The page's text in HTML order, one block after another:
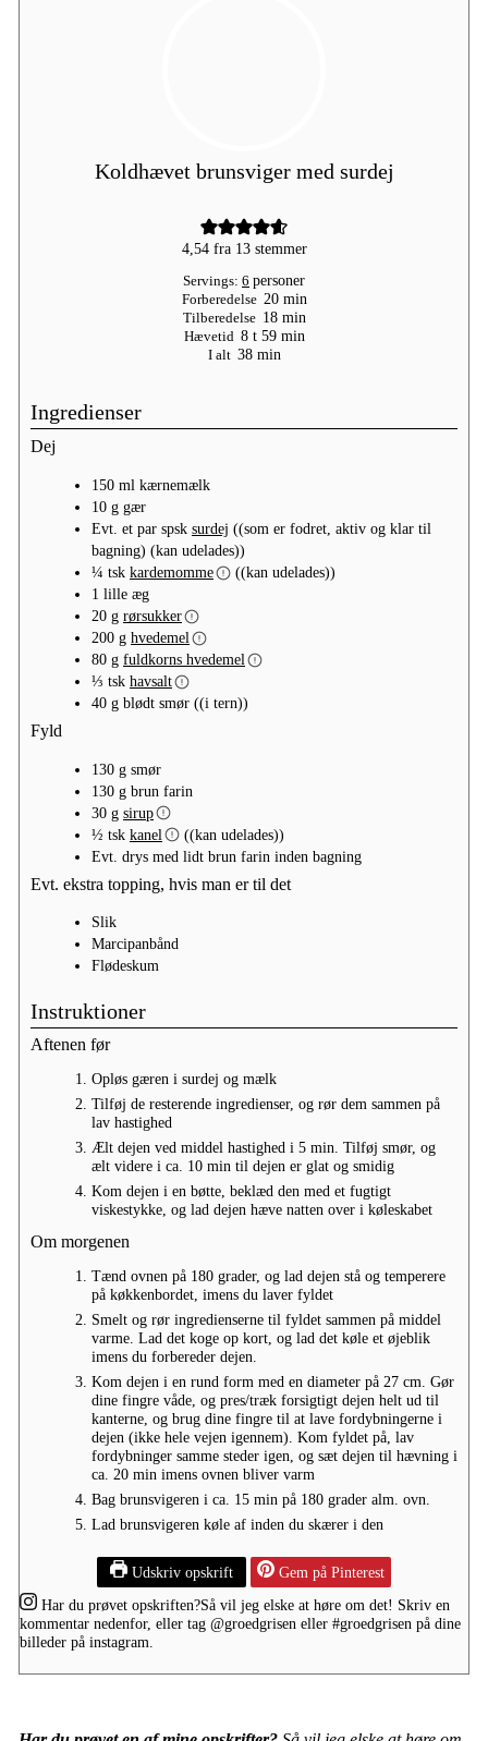
Koldhævet brunsviger med surdej
4,54fra 13stemmer
Servings: 6 personer
Forberedelse 20minutter
min
Tilberedelse 18minutter
min
Hævetid 8timer
t 59minutter
min
I alt 38minutter
min
Ingredienser
Dej
150 ml kærnemælk
10 g gær
Evt. et par spsk surdej ((som er fodret, aktiv og klar til
bagning) (kan udelades))
¼ tsk kardemomme
((kan udelades))
1 lille æg
20 g rørsukker
200 g hvedemel
80 g fuldkorns hvedemel
⅓ tsk havsalt
40 g blødt smør ((i tern))
Fyld
130 g smør
130 g brun farin
30 g sirup
½ tsk kanel
((kan udelades))
Evt. drys med lidt brun farin inden bagning
Evt. ekstra topping, hvis man er til det
Slik
Marcipanbånd
Flødeskum
Instruktioner
Aftenen før
Opløs gæren i surdej og mælk
Tilføj de resterende ingredienser, og rør dem sammen på
lav hastighed
Ælt dejen ved middel hastighed i 5 min. Tilføj smør, og
ælt videre i ca. 10 min til dejen er glat og smidig
Kom dejen i en bøtte, beklæd den med et fugtigt
viskestykke, og lad dejen hæve natten over i køleskabet
Om morgenen
Tænd ovnen på 180 grader, og lad dejen stå og temperere
på køkkenbordet, imens du laver fyldet
Smelt og rør ingredienserne til fyldet sammen på middel
varme. Lad det koge op kort, og lad det køle et øjeblik
imens du forbereder dejen.
Kom dejen i en rund form med en diameter på 27 cm. Gør
dine fingre våde, og pres/træk forsigtigt dejen helt ud til
kanterne, og brug dine fingre til at lave fordybningerne i
dejen (ikke hele vejen igennem). Kom fyldet på, lav
fordybninger samme steder igen, og sæt dejen til hævning i
ca. 20 min imens ovnen bliver varm
Bag brunsvigeren i ca. 15 min på 180 grader alm. ovn.
Lad brunsvigeren køle af inden du skærer i den
Udskriv opskrift
Gem på Pinterest
Har du prøvet opskriften?Så vil jeg elske at høre om det! Skriv en
kommentar nedenfor, eller tag @groedgrisen eller #groedgrisen på dine
billeder på instagram.